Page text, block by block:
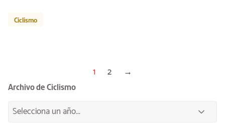
Ciclismo
1 2 →
Archivo de Ciclismo